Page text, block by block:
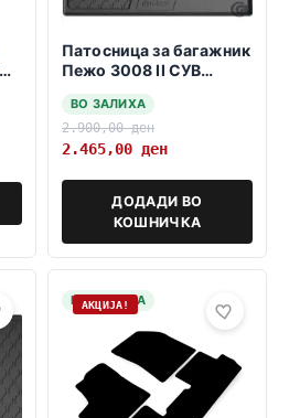
Патосница за багажник
Пежо 3008 II СУВ
положба-
ВО ЗАЛИХА
2.900,00ден
2.465,00 ден
ДОДАДИ ВО
КОШНИЧКА
НА ЗАЛИХА
АКЦИЈА!